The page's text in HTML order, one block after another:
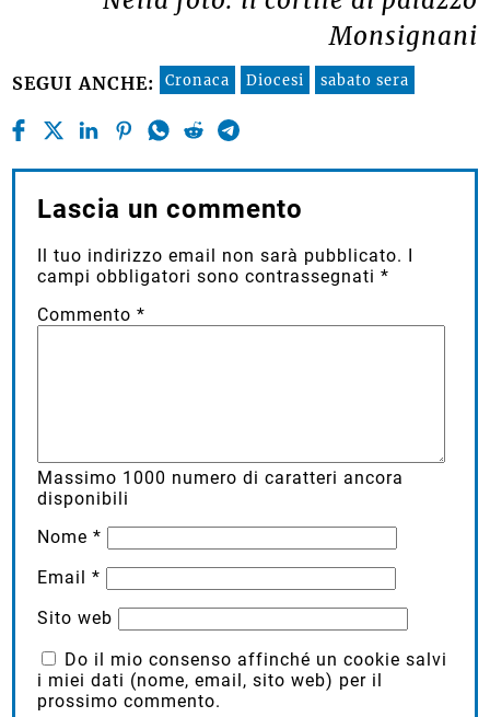
Nella foto: il cortile di palazzo
Monsignani
Il tuo indirizzo email non sarà pubblicato.
Massimo 1000
Do il mio consenso affinché un cookie salvi
i miei dati (nome, email, sito web) per il